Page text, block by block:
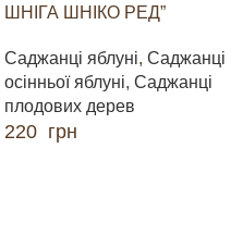
ШНІГА ШНІКО РЕД”
Саджанці яблуні, Саджанці
осінньої яблуні, Саджанці
плодових дерев
220 грн